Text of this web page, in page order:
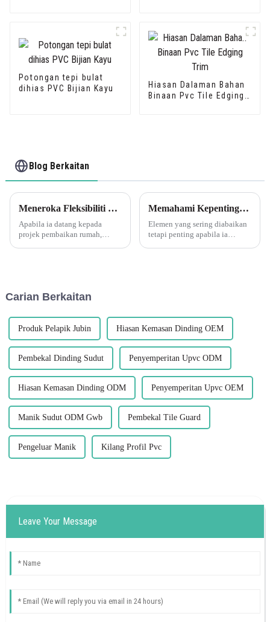
Potongan tepi bulat
dihias PVC Bijian Kayu
Hiasan Dalaman Bahan
Binaan Pvc Tile Edging
Blog Berkaitan
Meneroka Fleksibiliti Potongan Tepi Sudut Leguwe Bijian Kayu PVC L Bentuk
Apabila ia datang kepada
projek pembaikan rumah,
dalam beberapa tahun
Memahami Kepentingan Profil Jalur Peralihan Penutup Lantai PVC Leguwe
Elemen yang sering diabaikan
tetapi penting apabila ia
Carian Berkaitan
Produk Pelapik Jubin Hiasan Kemasan Dinding OEM
Pembekal Dinding Sudut Penyemperitan Upvc ODM
Hiasan Kemasan Dinding ODM Penyemperitan Upvc OEM
Manik Sudut ODM Gwb Pembekal Tile Guard
Pengeluar Manik Kilang Profil Pvc
Leave Your Message